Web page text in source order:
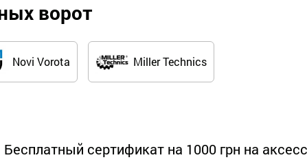
ворот
Novi Vorota Miller Technics
сертификат на 1000 грн на